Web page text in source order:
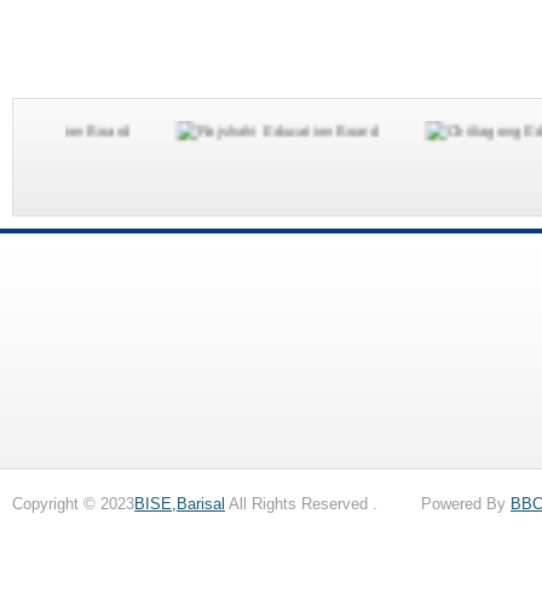
Copyright © 2023BISE,Barisal All Rights Reserved . Powered By